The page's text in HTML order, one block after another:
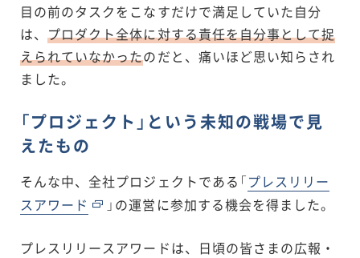
目の前のタスクをこなすだけで満足していた自分
は、プロダクト全体に対する責任を自分事として捉
えられていなかったのだと、痛いほど思い知らされ
ました。
「プロジェクト」という未知の戦場で見
えたもの
そんな中、全社プロジェクトである「プレスリリー
スアワード
」の運営に参加する機会を得ました。
プレスリリースアワードは、日頃の皆さまの広報・